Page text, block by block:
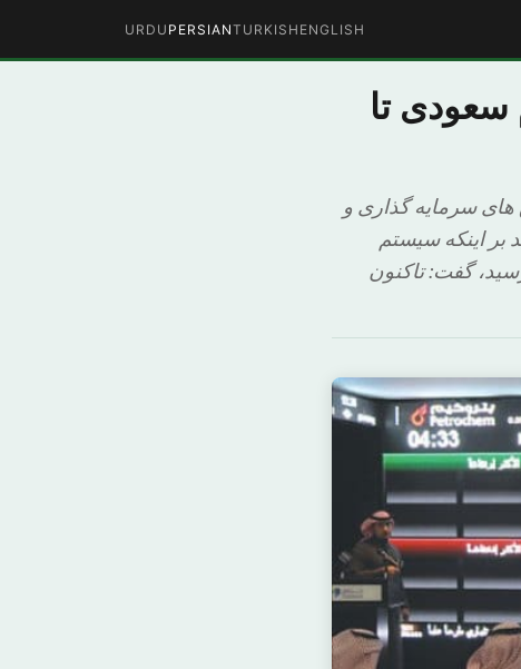
ENGLISH
TURKISH
PERSIAN
URDU
سعودی تا
سرمایه گذاری و
بر اینکه سیستم
گفت: تاکنون